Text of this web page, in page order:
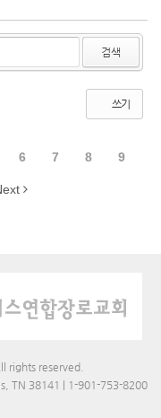
검색
쓰기
6 7 8 9
rights reserved.
TN 38141 | 1-901-753-8200